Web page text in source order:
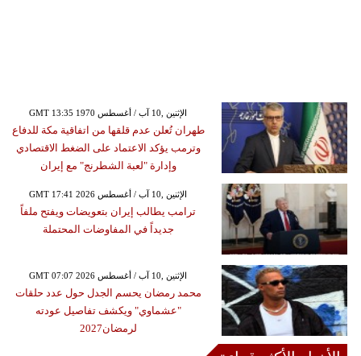
GMT 13:35 1970 الإثنين ,10 آب / أغسطس
طهران تُعلن عدم قلقها من اتفاقية مكة للدفاع
وترمب يؤكد الاعتماد على الضغط الاقتصادي
وإدارة "لعبة الشطرنج" مع إيران
GMT 17:41 2026 الإثنين ,10 آب / أغسطس
ترامب يطالب إيران بتعويضات ويفتح ملفاً
جديداً في المفاوضات المحتملة
GMT 07:07 2026 الإثنين ,10 آب / أغسطس
محمد رمضان يحسم الجدل حول عدد حلقات
"عشماوي" ويكشف تفاصيل عودته
لرمضان2027